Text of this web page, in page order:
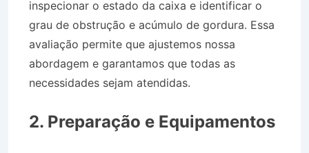
inspecionar o estado da caixa e identificar o
grau de obstrução e acúmulo de gordura. Essa
avaliação permite que ajustemos nossa
abordagem e garantamos que todas as
necessidades sejam atendidas.
2. Preparação e Equipamentos